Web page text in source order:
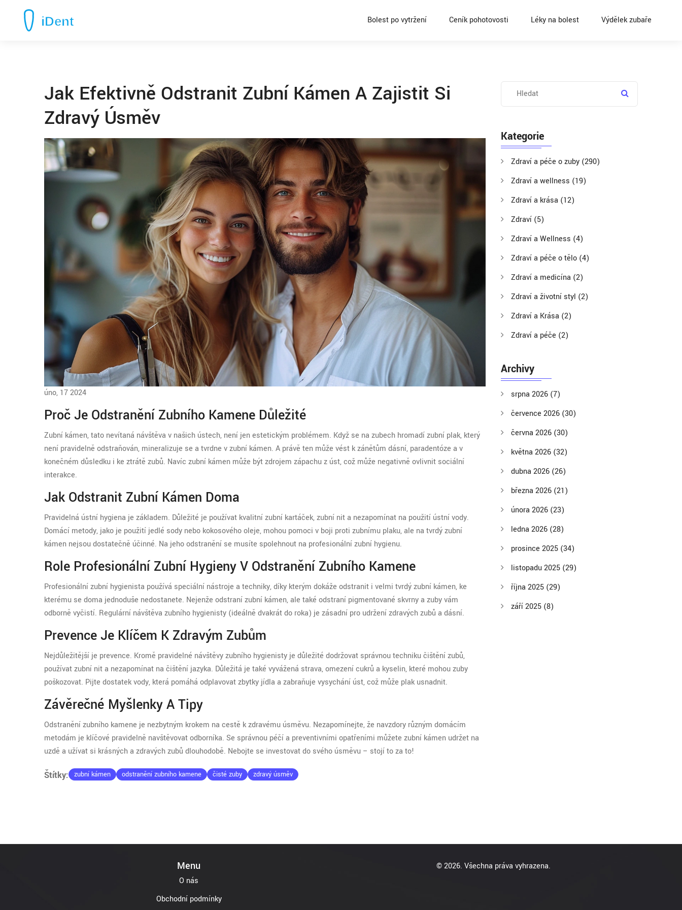
Bolest po vytržení Ceník pohotovosti Léky na bolest Výdělek zubaře
Jak Efektivně Odstranit Zubní Kámen A Zajistit Si
Zdravý Úsměv
úno, 17 2024
Proč Je Odstranění Zubního Kamene Důležité
Zubní kámen, tato nevítaná návštěva v našich ústech, není jen estetickým problémem. Když se na zubech hromadí zubní plak, který
není pravidelně odstraňován, mineralizuje se a tvrdne v zubní kámen. A právě ten může vést k zánětům dásní, paradentóze a v
konečném důsledku i ke ztrátě zubů. Navíc zubní kámen může být zdrojem zápachu z úst, což může negativně ovlivnit sociální
interakce.
Jak Odstranit Zubní Kámen Doma
Pravidelná ústní hygiena je základem. Důležité je používat kvalitní zubní kartáček, zubní nit a nezapomínat na použití ústní vody.
Domácí metody, jako je použití jedlé sody nebo kokosového oleje, mohou pomoci v boji proti zubnímu plaku, ale na tvrdý zubní
kámen nejsou dostatečně účinné. Na jeho odstranění se musíte spolehnout na profesionální zubní hygienu.
Role Profesionální Zubní Hygieny V Odstranění Zubního Kamene
Profesionální zubní hygienista používá speciální nástroje a techniky, díky kterým dokáže odstranit i velmi tvrdý zubní kámen, ke
kterému se doma jednoduše nedostanete. Nejenže odstraní zubní kámen, ale také odstraní pigmentované skvrny a zuby vám
odborně vyčistí. Regulární návštěva zubního hygienisty (ideálně dvakrát do roka) je zásadní pro udržení zdravých zubů a dásní.
Prevence Je Klíčem K Zdravým Zubům
Nejdůležitější je prevence. Kromě pravidelné návštěvy zubního hygienisty je důležité dodržovat správnou techniku čištění zubů,
používat zubní nit a nezapomínat na čištění jazyka. Důležitá je také vyvážená strava, omezení cukrů a kyselin, které mohou zuby
poškozovat. Pijte dostatek vody, která pomáhá odplavovat zbytky jídla a zabraňuje vysychání úst, což může plak usnadnit.
Závěrečné Myšlenky A Tipy
Odstranění zubního kamene je nezbytným krokem na cestě k zdravému úsměvu. Nezapomínejte, že navzdory různým domácím
metodám je klíčové pravidelně navštěvovat odborníka. Se správnou péčí a preventivními opatřeními můžete zubní kámen udržet na
uzdě a užívat si krásných a zdravých zubů dlouhodobě. Nebojte se investovat do svého úsměvu – stojí to za to!
Štítky: zubní kámen odstranění zubního kamene čisté zuby zdravý úsměv
Kategorie
Zdraví a péče o zuby (290)
Zdraví a wellness (19)
Zdraví a krása (12)
Zdraví (5)
Zdraví a Wellness (4)
Zdraví a péče o tělo (4)
Zdraví a medicína (2)
Zdraví a životní styl (2)
Zdraví a Krása (2)
Zdraví a péče (2)
Archivy
srpna 2026 (7)
července 2026 (30)
června 2026 (30)
května 2026 (32)
dubna 2026 (26)
března 2026 (21)
února 2026 (23)
ledna 2026 (28)
prosince 2025 (34)
listopadu 2025 (29)
října 2025 (29)
září 2025 (8)
Menu
O nás
Obchodní podmínky
© 2026. Všechna práva vyhrazena.